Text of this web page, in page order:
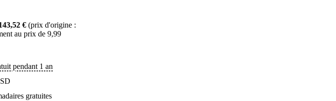
€ (prix d'origine :
au prix de 9,99
pendant 1 an
gratuites